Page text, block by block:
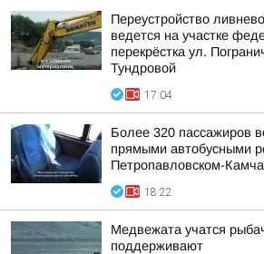
Переустройство
ведется на участке
перекрёстка ул.
Тундровой
17:04
Более 320 пассажиров
прямыми автобусными
Петропавловском-
18:22
Медвежата учатся
поддерживают